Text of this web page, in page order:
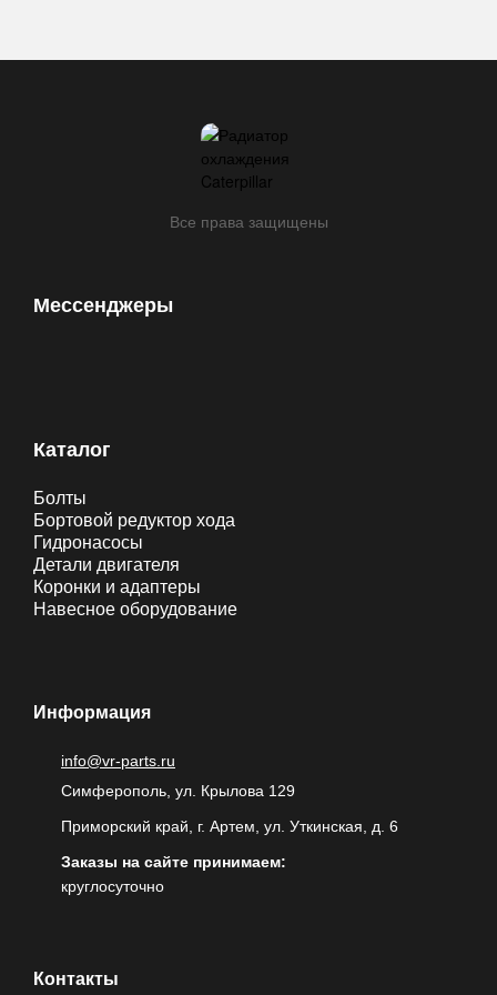
Все права защищены
Мессенджеры
Каталог
Болты
Бортовой редуктор хода
Гидронасосы
Детали двигателя
Коронки и адаптеры
Навесное оборудование
Информация
info@vr-parts.ru
Симферополь, ул. Крылова 129
Приморский край, г. Артем, ул. Уткинская, д. 6
Заказы на сайте принимаем:
круглосуточно
Контакты